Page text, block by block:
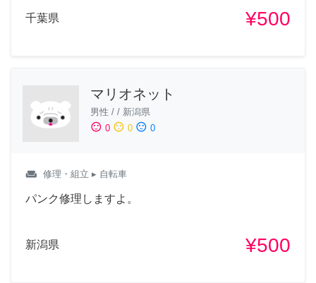
千葉県 ¥500
マリオネット
男性 / / 新潟県
sentiment_satisfied 0 sentiment_neutral 0 sentiment_dissatisfied 0
weekend 修理・組立 ▸ 自転車
パンク修理しますよ。
新潟県 ¥500